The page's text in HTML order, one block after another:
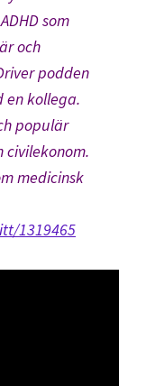
som
och
podden
en kollega.
populär
medicinsk
1319465